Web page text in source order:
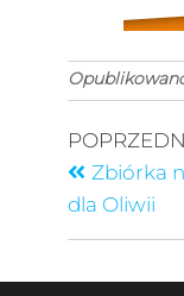
Zbiórka
dla Oliwii